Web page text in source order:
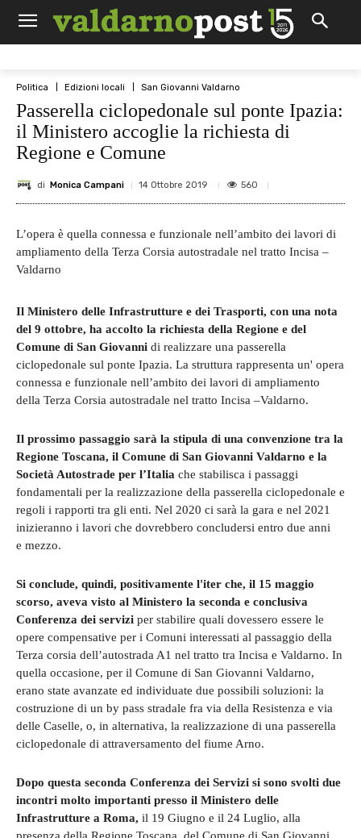
Politica Edizioni locali San Giovanni Valdarno
Passerella ciclopedonale sul ponte Ipazia:
il Ministero accoglie la richiesta di
Regione e Comune
di Monica Campani 14 Ottobre 2019 560
L’opera è quella connessa e funzionale nell’ambito dei lavori di
ampliamento della Terza Corsia autostradale nel tratto Incisa –
Valdarno
Il Ministero delle Infrastrutture e dei Trasporti, con una nota
del 9 ottobre, ha accolto la richiesta della Regione e del
Comune di San Giovanni di realizzare una passerella
ciclopedonale sul ponte Ipazia. La struttura rappresenta un' opera
connessa e funzionale nell’ambito dei lavori di ampliamento
della Terza Corsia autostradale nel tratto Incisa –Valdarno.
Il prossimo passaggio sarà la stipula di una convenzione tra la
Regione Toscana, il Comune di San Giovanni Valdarno e la
Società Autostrade per l’Italia che stabilisca i passaggi
fondamentali per la realizzazione della passerella ciclopedonale e
regoli i rapporti tra gli enti. Nel 2020 ci sarà la gara e nel 2021
inizieranno i lavori che dovrebbero concludersi entro due anni
e mezzo.
Si conclude, quindi, positivamente l'iter che, il 15 maggio
scorso, aveva visto al Ministero la seconda e conclusiva
Conferenza dei servizi per stabilire quali dovessero essere le
opere compensative per i Comuni interessati al passaggio della
Terza corsia dell’autostrada A1 nel tratto tra Incisa e Valdarno. In
quella occasione, per il Comune di San Giovanni Valdarno,
erano state avanzate ed individuate due possibili soluzioni: la
costruzione di un by pass stradale fra via della Resistenza e via
delle Caselle, o, in alternativa, la realizzazione di una passerella
ciclopedonale di attraversamento del fiume Arno.
Dopo questa seconda Conferenza dei Servizi si sono svolti due
incontri molto importanti presso il Ministero delle
Infrastrutture a Roma, il 19 Giugno e il 24 Luglio, alla